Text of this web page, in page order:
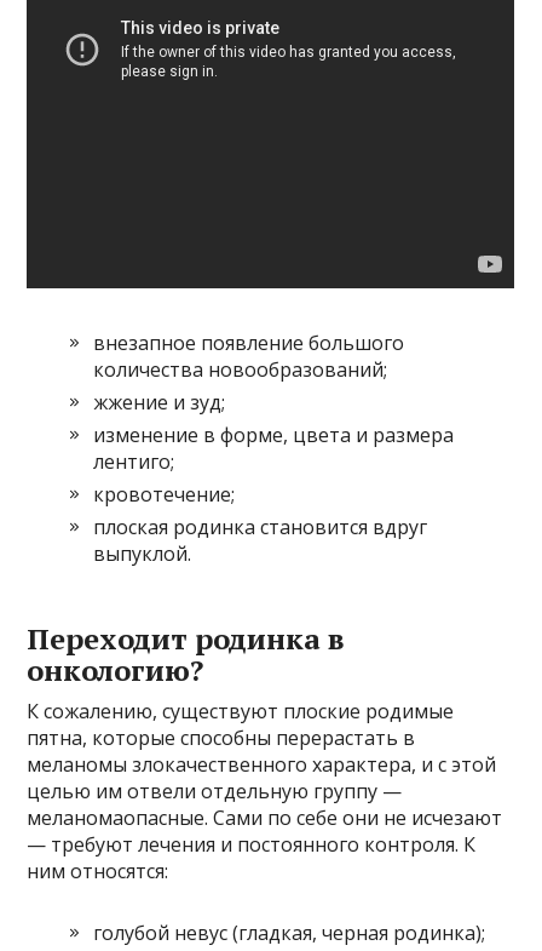
внезапное появление большого
количества новообразований;
жжение и зуд;
изменение в форме, цвета и размера
лентиго;
кровотечение;
плоская родинка становится вдруг
выпуклой.
Переходит родинка в
онкологию?
К сожалению, существуют плоские родимые
пятна, которые способны перерастать в
меланомы злокачественного характера, и с этой
целью им отвели отдельную группу —
меланомаопасные. Сами по себе они не исчезают
— требуют лечения и постоянного контроля. К
ним относятся:
голубой невус (гладкая, черная родинка);